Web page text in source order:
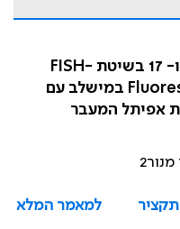
בדיקת שינויים בכרומוזומים 11 ו- 17 בשיטת FISH-
Fluorescence In Situ Hybridization במישלב עם
אפיתל המעבר
למאמר המלא